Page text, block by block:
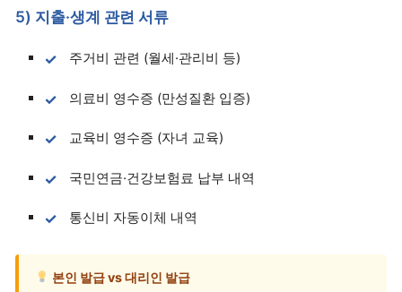
5) 지출·생계 관련 서류
주거비 관련 (월세·관리비 등)
의료비 영수증 (만성질환 입증)
교육비 영수증 (자녀 교육)
국민연금·건강보험료 납부 내역
통신비 자동이체 내역
본인 발급 vs 대리인 발급